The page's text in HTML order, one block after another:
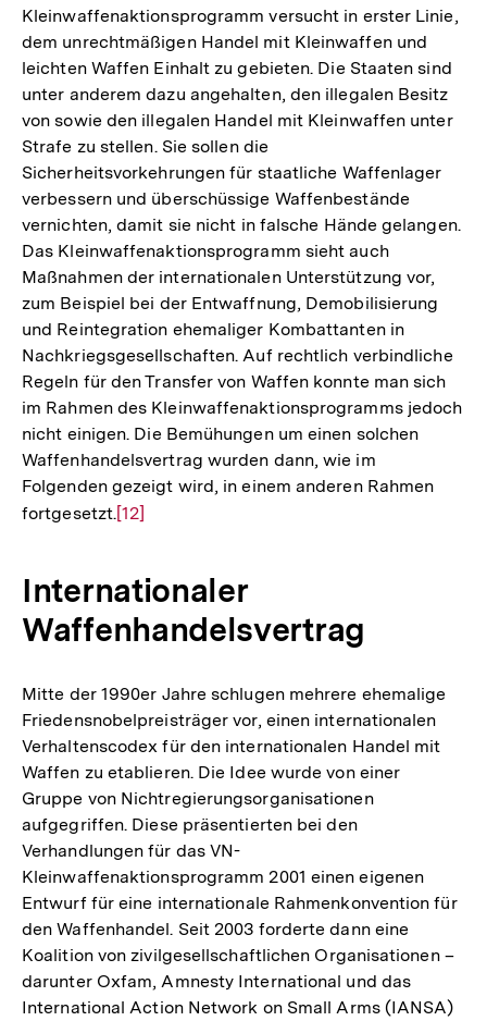
Kleinwaffenaktionsprogramm versucht in erster Linie,
dem unrechtmäßigen Handel mit Kleinwaffen und
leichten Waffen Einhalt zu gebieten. Die Staaten sind
unter anderem dazu angehalten, den illegalen Besitz
von sowie den illegalen Handel mit Kleinwaffen unter
Strafe zu stellen. Sie sollen die
Sicherheitsvorkehrungen für staatliche Waffenlager
verbessern und überschüssige Waffenbestände
vernichten, damit sie nicht in falsche Hände gelangen.
Das Kleinwaffenaktionsprogramm sieht auch
Maßnahmen der internationalen Unterstützung vor,
zum Beispiel bei der Entwaffnung, Demobilisierung
und Reintegration ehemaliger Kombattanten in
Nachkriegsgesellschaften. Auf rechtlich verbindliche
Regeln für den Transfer von Waffen konnte man sich
im Rahmen des Kleinwaffenaktionsprogramms jedoch
nicht einigen. Die Bemühungen um einen solchen
Waffenhandelsvertrag wurden dann, wie im
Folgenden gezeigt wird, in einem anderen Rahmen
fortgesetzt.Zur
Fußnote
[12]
Internationaler
Waffenhandelsvertrag
Mitte der 1990er Jahre schlugen mehrere ehemalige
Friedensnobelpreisträger vor, einen internationalen
Verhaltenscodex für den internationalen Handel mit
Waffen zu etablieren. Die Idee wurde von einer
Gruppe von Nichtregierungsorganisationen
aufgegriffen. Diese präsentierten bei den
Verhandlungen für das VN-
Kleinwaffenaktionsprogramm 2001 einen eigenen
Entwurf für eine internationale Rahmenkonvention für
den Waffenhandel. Seit 2003 forderte dann eine
Koalition von zivilgesellschaftlichen Organisationen –
darunter Oxfam, Amnesty International und das
International Action Network on Small Arms (IANSA)